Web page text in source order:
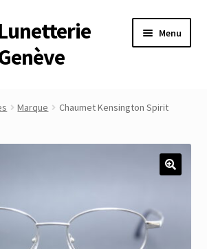
Menu
Marque Chaumet Kensington Spirit